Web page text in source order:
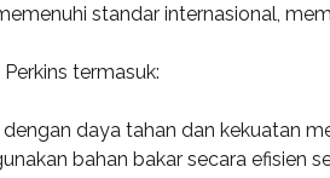
standar internasional,
termasuk:
dengan daya tahan dan kekuatan
bahan bakar secara efisien